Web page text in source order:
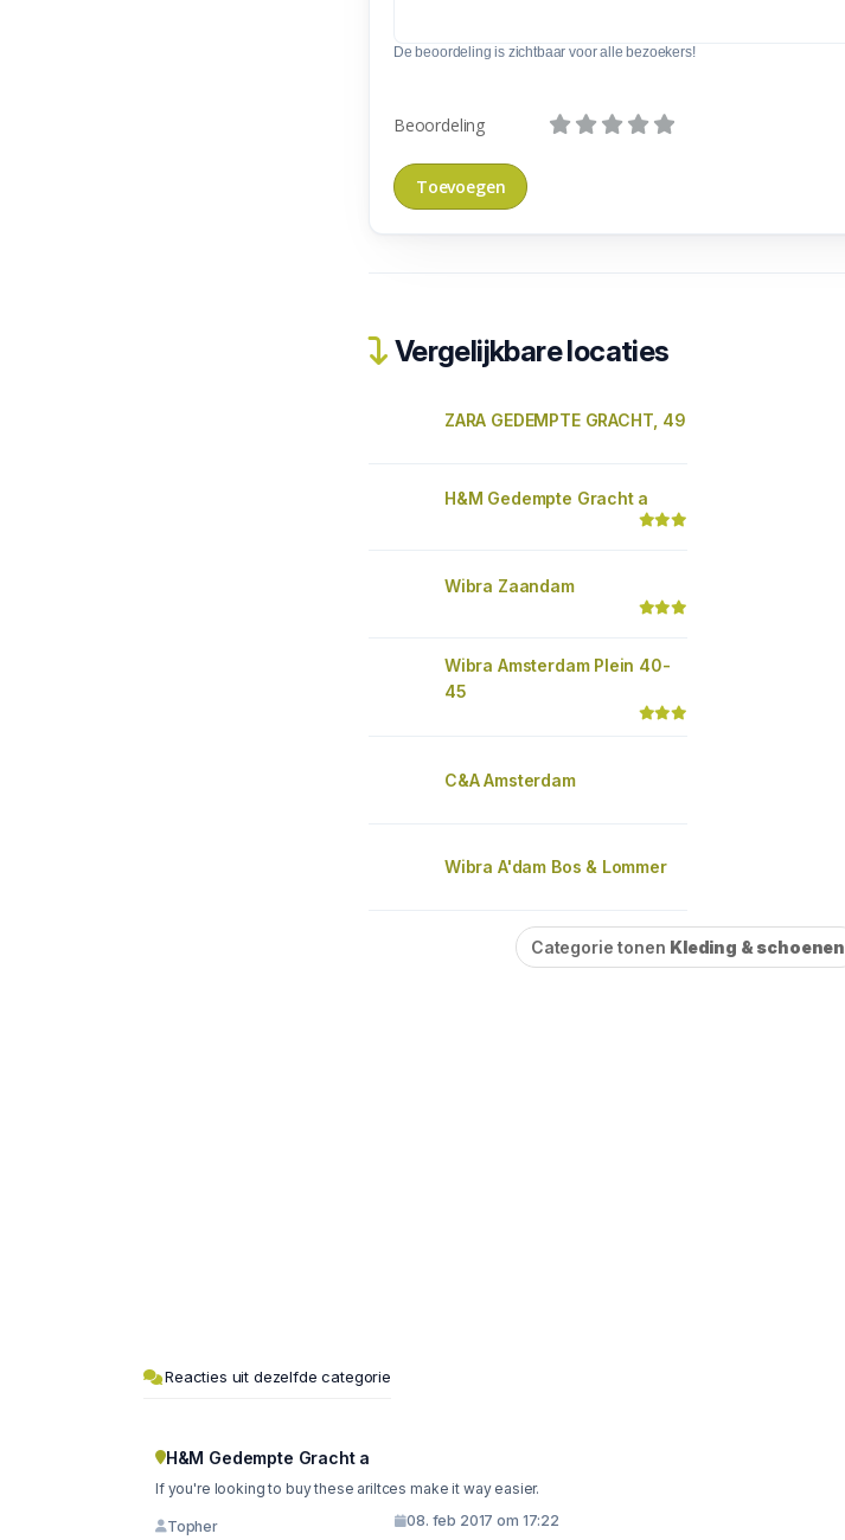
De beoordeling is zichtbaar voor alle bezoekers!
Beoordeling
Vergelijkbare locaties
ZARA GEDEMPTE GRACHT, 49
H&M Gedempte Gracht a
Wibra Zaandam
Wibra Amsterdam Plein 40-
45
C&A Amsterdam
Wibra A'dam Bos & Lommer
Categorie tonen Kleding & schoenen
Reacties uit dezelfde categorie
H&M Gedempte Gracht a
If you're looking to buy these ariltces make it way easier.
Topher 08. feb 2017 om 17:22